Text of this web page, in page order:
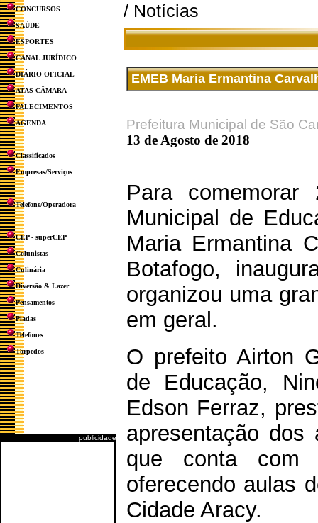
CONCURSOS
SAÚDE
ESPORTES
CANAL JURÍDICO
DIÁRIO OFICIAL
ATAS CÂMARA
FALECIMENTOS
AGENDA
Classificados
Empresas/Serviços
Telefone/Operadora
CEP - superCEP
Colunistas
Culinária
Diversão & Lazer
Pensamentos
Piadas
Telefones
Torpedos
publicidade
/ Notícias
EMEB Maria Ermantina
Prefeitura Municipal de São
13 de Agosto de 2018
Para
Municipal de
Maria Ermantina
Botafogo,
organizou uma
em geral.
O prefeito Airton
de Educação,
Edson Ferraz,
apresentação dos
que conta com
oferecendo aulas
Cidade Aracy.